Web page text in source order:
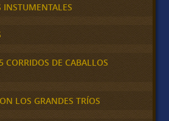
INSTUMENTALES
CORRIDOS DE CABALLOS
LOS GRANDES TRÍOS